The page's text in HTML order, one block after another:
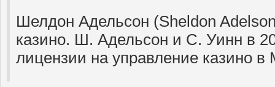
Шелдон Адельсон (Sheldon
казино. Ш. Адельсон и С. Уинн в
лицензии на управление казино в